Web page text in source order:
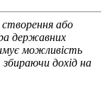
створення або
державних
можливість
дохід на